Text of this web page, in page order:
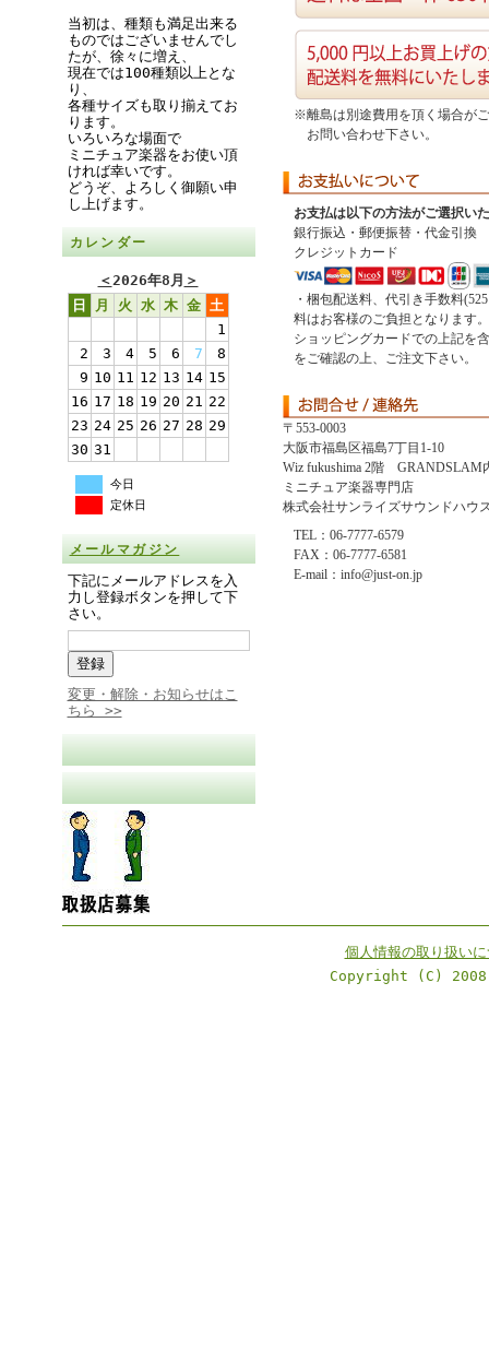
当初は、種類も満足出来る
ものではございませんでし
たが、徐々に増え、
現在では100種類以上とな
り、
各種サイズも取り揃えてお
ります。
いろいろな場面で
ミニチュア楽器をお使い頂
ければ幸いです。
どうぞ、よろしく御願い申
し上げます。
カレンダー
＜2026年8月 ＞
日
月 火 水 木 金 土
1
2
3 4 5 6 7
8
9 10 11 12 13 14 15
16 17 18 19 20 21 22
23 24 25 26 27 28 29
30 31
今日
定休日
メールマガジン
下記にメールアドレスを入
力し登録ボタンを押して下
さい。
変更・解除・お知らせはこ
ちら >>
※離島は別途費用を頂く場合が
お問い合わせ下さい。
お支払は以下の方法がご選択い
銀行振込・郵便振替・代金引換
クレジットカード
・梱包配送料、代引き手数料
料はお客様のご負担となります。
ショッピングカードでの上記を
をご確認の上、ご注文下さい。
〒553-0003
大阪市福島区福島7丁目1-10
Wiz fukushima 2階 GRANDSLAM
ミニチュア楽器専門店
株式会社サンライズサウンドハウ
TEL：06-7777-6579
FAX：06-7777-6581
E-mail：info@just-on.jp
個人情報の取り扱い
Copyright (C)